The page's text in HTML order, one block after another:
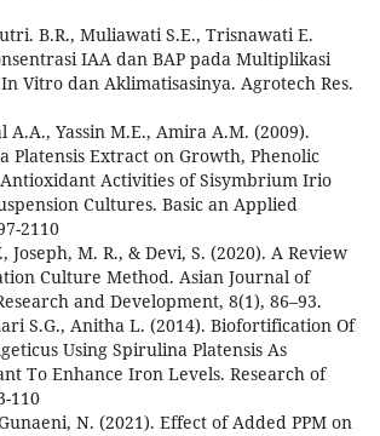
B.R., Muliawati S.E., Trisnawati E.
IAA dan BAP pada Multiplikasi
Vitro dan Aklimatisasinya. Agrotech Res.
A.A., Yassin M.E., Amira A.M. (2009).
Platensis Extract on Growth, Phenolic
Activities of Sisymbrium Irio
Cultures. Basic an Applied
2110
Joseph, M. R., & Devi, S. (2020). A Review
Culture Method. Asian Journal of
and Development, 8(1), 86–93.
S.G., Anitha L. (2014). Biofortification Of
Using Spirulina Platensis As
To Enhance Iron Levels. Research of
110
N. (2021). Effect of Added PPM on